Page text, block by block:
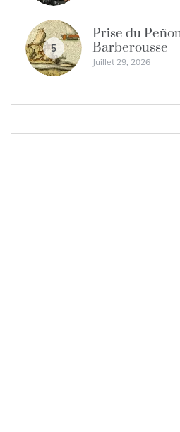
5
Prise du
Barberousse
Juillet 29, 2026